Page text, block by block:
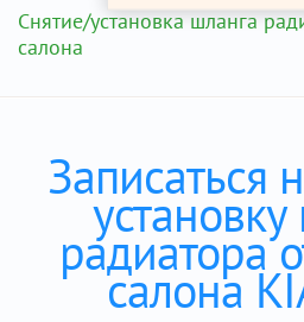
Снятие/установка шланга
салона
Записаться
радиатора
салона